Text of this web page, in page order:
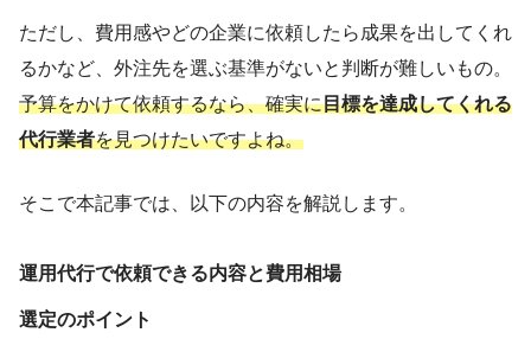
ただし、費用感やどの企業に依頼したら成果を出してくれ
るかなど、外注先を選ぶ基準がないと判断が難しいもの。
予算をかけて依頼するなら、確実に目標を達成してくれる
代行業者を見つけたいですよね。
そこで本記事では、以下の内容を解説します。
運用代行で依頼できる内容と費用相場
選定のポイント